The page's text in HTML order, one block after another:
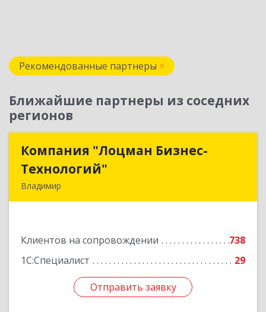
Рекомендованные партнеры
Ближайшие партнеры из соседних
регионов
Компания "Лоцман Бизнес-
Технологий"
Владимир
Клиентов на сопровождении
738
1С:Специалист
29
Отправить заявку
Компания "Лоцман Бизнес-
Подробнее
Отправить заявку